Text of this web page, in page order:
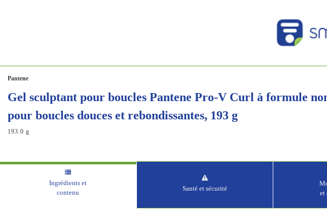
Pantene
Gel sculptant pour boucles Pantene Pro-V Curl à formule
pour boucles douces et rebondissantes, 193 g
193.0 g
Ingrédients et
contenu
Santé et sécurité
et